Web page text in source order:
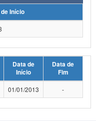
Início
Data de
Início
Data de
Fim
01/01/2013 -